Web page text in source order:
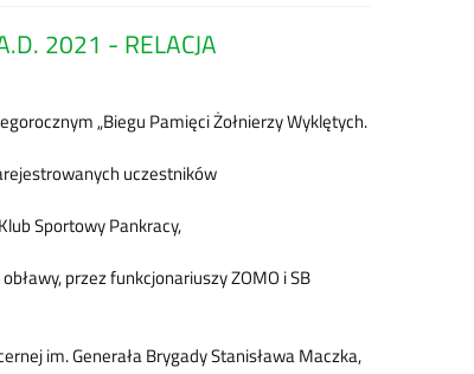
2021 - RELACJA
„Biegu Pamięci Żołnierzy Wyklętych.
uczestników
Sportowy Pankracy,
przez funkcjonariuszy ZOMO i SB
im. Generała Brygady Stanisława Maczka,